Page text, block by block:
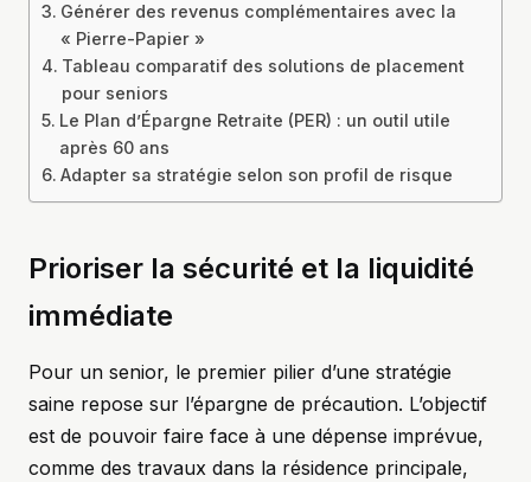
Générer des revenus complémentaires avec la
« Pierre-Papier »
Tableau comparatif des solutions de placement
pour seniors
Le Plan d’Épargne Retraite (PER) : un outil utile
après 60 ans
Adapter sa stratégie selon son profil de risque
Prioriser la sécurité et la liquidité
immédiate
Pour un senior, le premier pilier d’une stratégie
saine repose sur l’épargne de précaution. L’objectif
est de pouvoir faire face à une dépense imprévue,
comme des travaux dans la résidence principale,